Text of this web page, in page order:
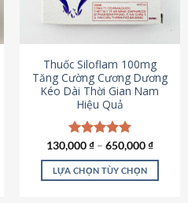
chọn
có
được
chọn
trên
trang
sản
phẩm
Thuốc Siloflam 100mg
Tăng Cường Cương Dương
Kéo Dài Thời Gian Nam
Hiệu Quả
Được xếp
hạng5.00
5 sao
130,000₫ – 650,000₫
LỰA CHỌN TÙY CHỌN